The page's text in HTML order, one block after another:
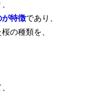
が特徴であり、
の種類を、